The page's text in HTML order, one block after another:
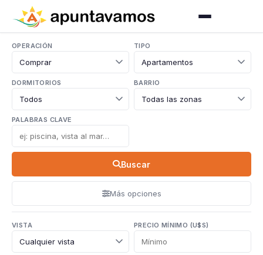
OPERACIÓN TIPO
DORMITORIOS BARRIO
PALABRAS CLAVE
Buscar
Más opciones
VISTA PRECIO MÍNIMO (U$S)